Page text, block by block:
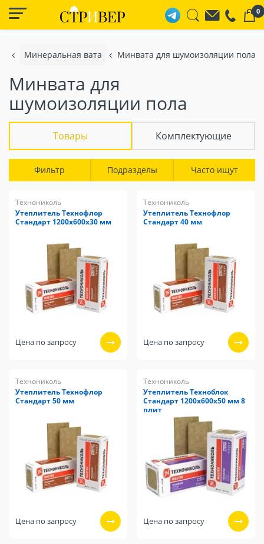
0
Минеральная вата Минвата для шумоизоляции пола
Минвата для
шумоизоляции пола
Товары Комплектующие
Фильтр Подразделы Часто ищут
Технониколь
Утеплитель Технофлор
Стандарт 1200х600х30 мм
Цена по запросу
Технониколь
Утеплитель Технофлор
Стандарт 40 мм
Цена по запросу
Технониколь
Утеплитель Технофлор
Стандарт 50 мм
Цена по запросу
Технониколь
Утеплитель Техноблок
Стандарт 1200х600х50 мм 8
плит
Цена по запросу